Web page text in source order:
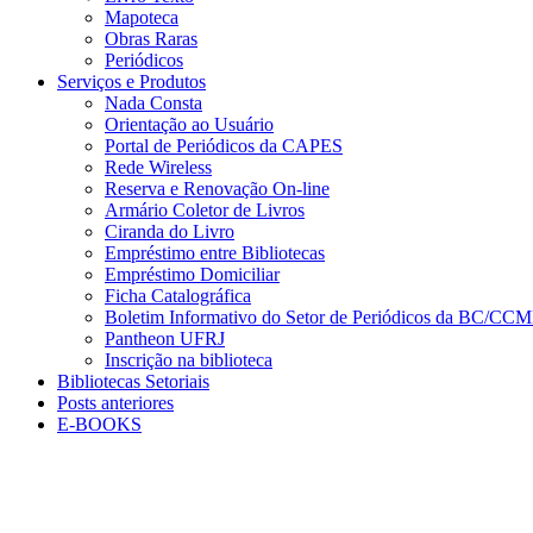
Mapoteca
Obras Raras
Periódicos
Serviços e Produtos
Nada Consta
Orientação ao Usuário
Portal de Periódicos da CAPES
Rede Wireless
Reserva e Renovação On-line
Armário Coletor de Livros
Ciranda do Livro
Empréstimo entre Bibliotecas
Empréstimo Domiciliar
Ficha Catalográfica
Boletim Informativo do Setor de Periódicos da BC/
Pantheon UFRJ
Inscrição na biblioteca
Bibliotecas Setoriais
Posts anteriores
E-BOOKS